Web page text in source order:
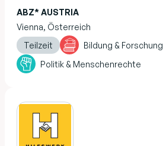
ABZ* AUSTRIA
Vienna, Österreich
Teilzeit
Bildung & Forschung
Politik & Menschenrechte